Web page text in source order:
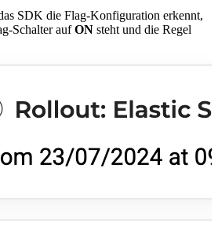
SDK die Flag-Konfiguration erkennt,
Schalter aufON steht und die Regel